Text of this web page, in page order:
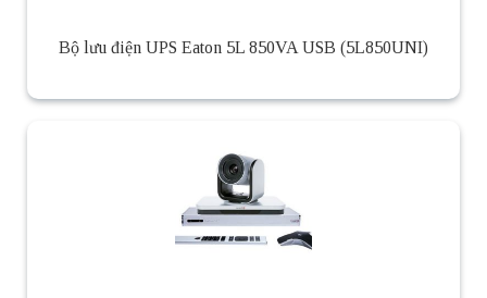
Bộ lưu điện UPS Eaton 5L 850VA USB (5L850UNI)